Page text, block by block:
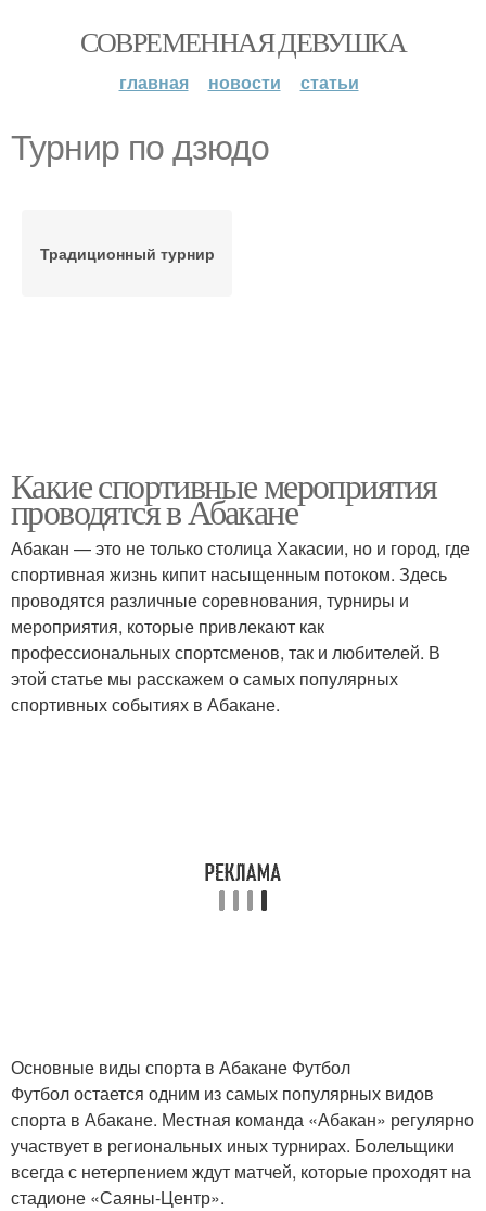
СОВРЕМЕННАЯ ДЕВУШКА
главная новости статьи
Турнир по дзюдо
Традиционный турнир
Какие спортивные мероприятия
проводятся в Абакане
Абакан — это не только столица Хакасии, но и город, где
спортивная жизнь кипит насыщенным потоком. Здесь
проводятся различные соревнования, турниры и
мероприятия, которые привлекают как
профессиональных спортсменов, так и любителей. В
этой статье мы расскажем о самых популярных
спортивных событиях в Абакане.
Основные виды спорта в Абакане Футбол
Футбол остается одним из самых популярных видов
спорта в Абакане. Местная команда «Абакан» регулярно
участвует в региональных иных турнирах. Болельщики
всегда с нетерпением ждут матчей, которые проходят на
стадионе «Саяны-Центр».